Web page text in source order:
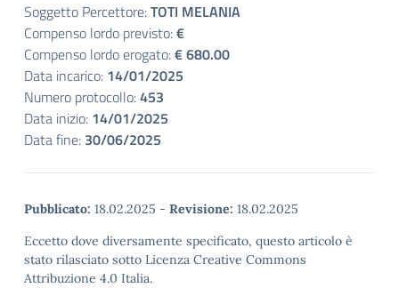
Soggetto Percettore:TOTI MELANIA
Compenso lordo previsto:€
Compenso lordo erogato:€ 680.00
Data incarico: 14/01/2025
Numero protocollo:453
Data inizio: 14/01/2025
Data fine: 30/06/2025
Pubblicato: 18.02.2025 - Revisione: 18.02.2025
Eccetto dove diversamente specificato, questo articolo è
stato rilasciato sotto Licenza Creative Commons
Attribuzione 4.0 Italia.